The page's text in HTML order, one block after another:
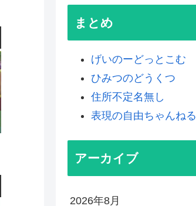
まとめ
げいのーどっとこむ
ひみつのどうくつ
住所不定名無し
表現の自由ちゃんねる
アーカイブ
2026年8月